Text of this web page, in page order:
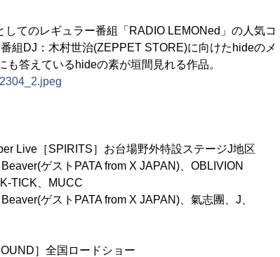
てのレギュラー番組「RADIO LEMONed」の人気コ
組DJ：木村世治(ZEPPET STORE)に向けたhideのメ
答えているhideの素が垣間見れる作品。
Live［SPIRITS］お台場野外特設ステージJ地区
ゲストPATA from X JAPAN)、OBLIVION
TICK、MUCC
ゲストPATA from X JAPAN)、氣志團、J、
］全国ロードショー